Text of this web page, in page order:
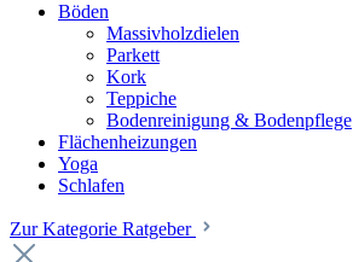
Böden
Massivholzdielen
Parkett
Kork
Teppiche
Bodenreinigung & Bodenpflege
Flächenheizungen
Yoga
Schlafen
Zur Kategorie Ratgeber